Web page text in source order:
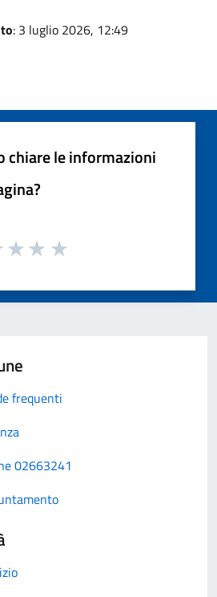
: 3 luglio 2026, 12:49
chiare le informazioni
frequenti
02663241